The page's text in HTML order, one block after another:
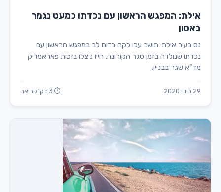
אילת: המפגש הראשון עם נכדתו כמעט נגמר
באסון
נס בעיר אילת: תושב עכו לקה בדום לב במפגש הראשון עם
נכדתו שנולדה בזמן סגר הקורונה. חייו ניצלו בזכות פאראמדיק
מד"א שגר בבניין.
29 ביוני 2020 ⏱ 3 דק' קריאה